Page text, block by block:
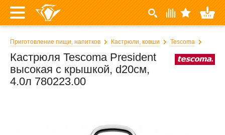
Приготовление пищи, напитков Кастрюли, ковши Tescoma
Кастрюля Tescoma President
выcoкaя с крышкой, d20см,
4.0л 780223.00